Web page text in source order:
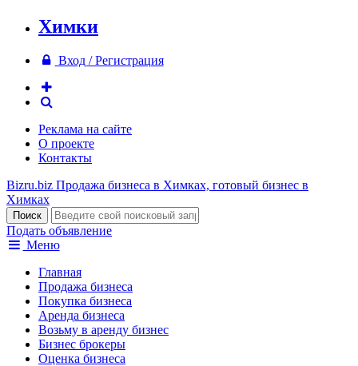
Химки
Вход / Регистрация
Реклама на сайте
О проекте
Контакты
Bizru.biz Продажа бизнеса в Химках, готовый бизнес в
Химках
Подать объявление
Меню
Главная
Продажа бизнеса
Покупка бизнеса
Аренда бизнеса
Возьму в аренду бизнес
Бизнес брокеры
Оценка бизнеса